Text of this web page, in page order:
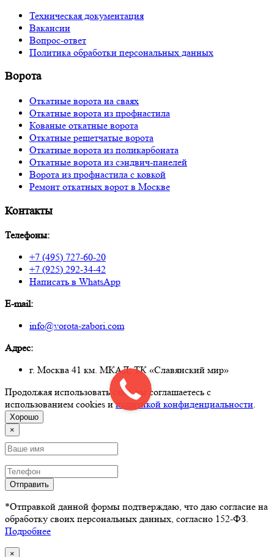
Техническая документация
Вакансии
Вопрос-ответ
Политика обработки персональных данных
Ворота
Откатные ворота на сваях
Откатные ворота из профнастила
Кованые откатные ворота
Откатные решетчатые ворота
Откатные ворота из поликарбоната
Откатные ворота из сэндвич-панелей
Ворота из профнастила с ковкой
Ремонт откатных ворот в Москве
Контакты
Телефоны:
+7 (495) 727-60-20
+7 (925) 292-34-42
Написать в WhatsApp
E-mail:
info@vorota-zabori.com
Адрес:
г. Москва 41 км. МКАД, ТК «Славянский мир»
Продолжая использовать сайт, вы соглашаетесь с
использованием cookies иполитикой конфиденциальности.
Хорошо
×
Отправить
*Отправкой данной формы подтверждаю, что даю согласие на
обработку своих персональных данных, согласно 152-ФЗ.
Подробнее
×